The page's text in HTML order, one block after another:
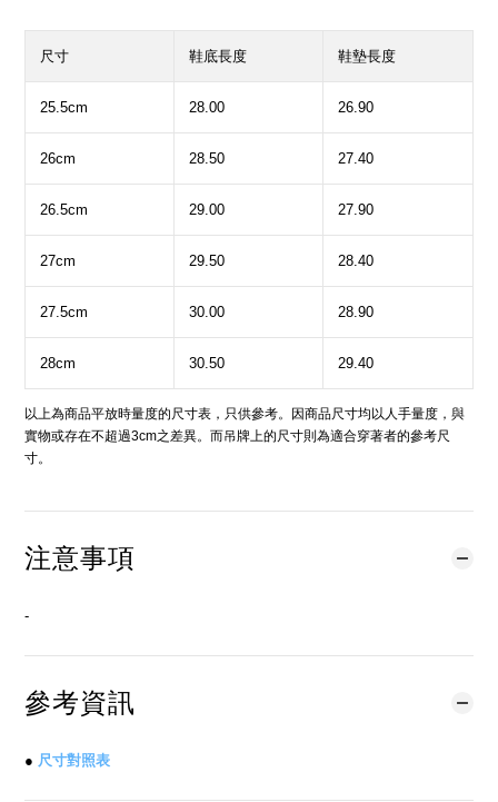
尺寸 鞋底長度 鞋墊長度
25.5cm 28.00 26.90
26cm 28.50 27.40
26.5cm 29.00 27.90
27cm 29.50 28.40
27.5cm 30.00 28.90
28cm 30.50 29.40
以上為商品平放時量度的尺寸表，只供參考。因商品尺寸均以人手量度，與
實物或存在不超過3cm之差異。而吊牌上的尺寸則為適合穿著者的參考尺
寸。
注意事項
-
參考資訊
● 尺寸對照表